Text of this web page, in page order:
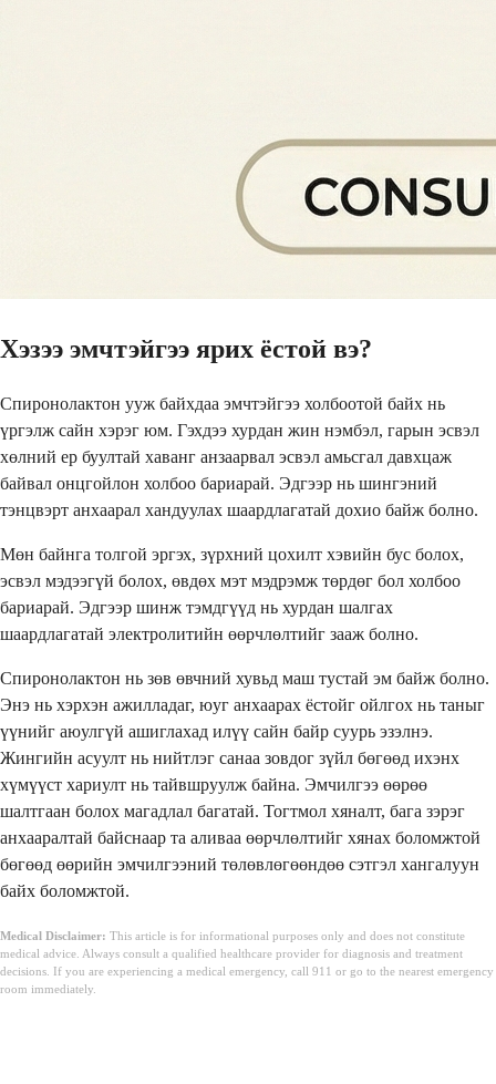
Хэзээ эмчтэйгээ ярих ёстой вэ?
Спиронолактон ууж байхдаа эмчтэйгээ холбоотой байх нь
үргэлж сайн хэрэг юм. Гэхдээ хурдан жин нэмбэл, гарын эсвэл
хөлний ер буултай хаванг анзаарвал эсвэл амьсгал давхцаж
байвал онцгойлон холбоо бариарай. Эдгээр нь шингэний
тэнцвэрт анхаарал хандуулах шаардлагатай дохио байж болно.
Мөн байнга толгой эргэх, зүрхний цохилт хэвийн бус болох,
эсвэл мэдээгүй болох, өвдөх мэт мэдрэмж төрдөг бол холбоо
бариарай. Эдгээр шинж тэмдгүүд нь хурдан шалгах
шаардлагатай электролитийн өөрчлөлтийг зааж болно.
Спиронолактон нь зөв өвчний хувьд маш тустай эм байж болно.
Энэ нь хэрхэн ажилладаг, юуг анхаарах ёстойг ойлгох нь таныг
үүнийг аюулгүй ашиглахад илүү сайн байр суурь эзэлнэ.
Жингийн асуулт нь нийтлэг санаа зовдог зүйл бөгөөд ихэнх
хүмүүст хариулт нь тайвшруулж байна. Эмчилгээ өөрөө
шалтгаан болох магадлал багатай. Тогтмол хяналт, бага зэрэг
анхааралтай байснаар та аливаа өөрчлөлтийг хянах боломжтой
бөгөөд өөрийн эмчилгээний төлөвлөгөөндөө сэтгэл хангалуун
байх боломжтой.
Medical Disclaimer: This article is for informational purposes only and does not constitute
medical advice. Always consult a qualified healthcare provider for diagnosis and treatment
decisions. If you are experiencing a medical emergency, call 911 or go to the nearest emergency
room immediately.